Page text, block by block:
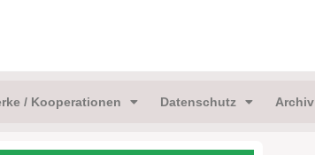
/ Kooperationen Datenschutz Archiv